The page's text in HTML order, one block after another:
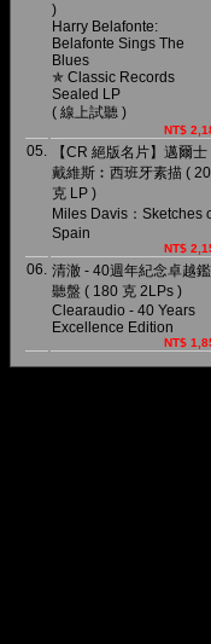
)
Harry Belafonte:
Belafonte Sings The
Blues
✯ Classic Records
Sealed LP
( 線上試聽 )
NT$
05.
【CR 絕版名片】邁爾士
戴維斯︰西班牙素描 (
克 LP )
Miles Davis：Sketches
Spain
NT$
06. 清澈 - 40週年紀念卓越鑑
聽盤 ( 180 克 2LPs )
Clearaudio - 40 Years
Excellence Edition
NT$